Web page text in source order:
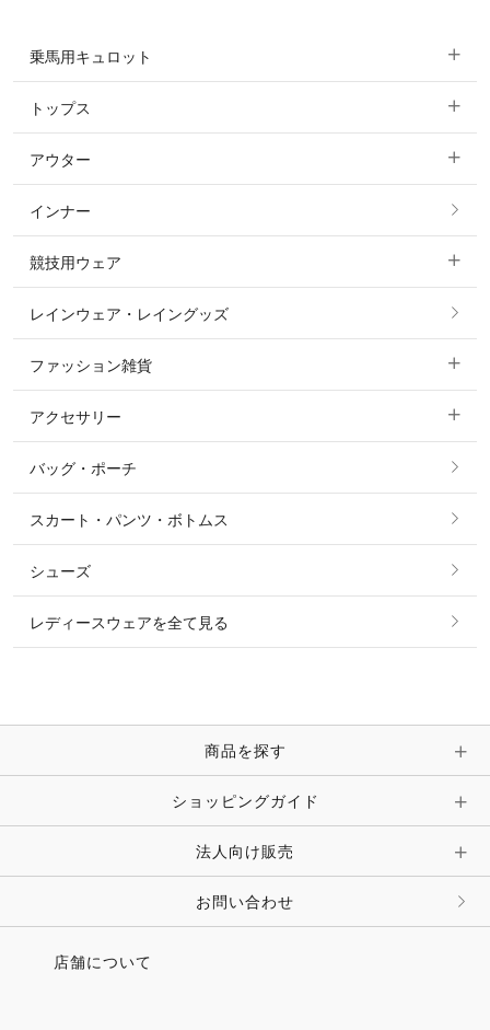
乗馬用キュロット
すべてのキュロット
フルグリップ・尻革 キュロット
ニーグリップ・膝革 キュロット
トップス
すべてのトップス
ポロシャツ
カットソー・Tシャツ・タンクトップ
パーカー・トレーナー・スウェット
ニット・セーター
シャツ・ブラウス・ワンピース
アウター
すべてのアウター
コート
ジャケット・ブルゾン
その他 アウター
インナー
競技用ウェア
すべての競技用ウェア
ショージャケット
ショーシャツ
レインウェア・レイングッズ
ファッション雑貨
すべてのファッション雑貨
ソックス
ベルト
マフラー・スカーフ・ストール・スヌード
時計・財布・キーケース・革小物
キーホルダー・チャーム・ストラップ
アクセサリー
すべてのアクセサリー
リング
ピアス・イヤリング
ピン・ブローチ・コサージュ
その他 アクセサリー
バッグ・ポーチ
スカート・パンツ・ボトムス
シューズ
レディースウェアを全て見る
商品を探す
ショッピングガイド
法人向け販売
お問い合わせ
店舗について